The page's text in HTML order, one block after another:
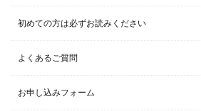
初めての方は必ずお読みください
よくあるご質問
お申し込みフォーム